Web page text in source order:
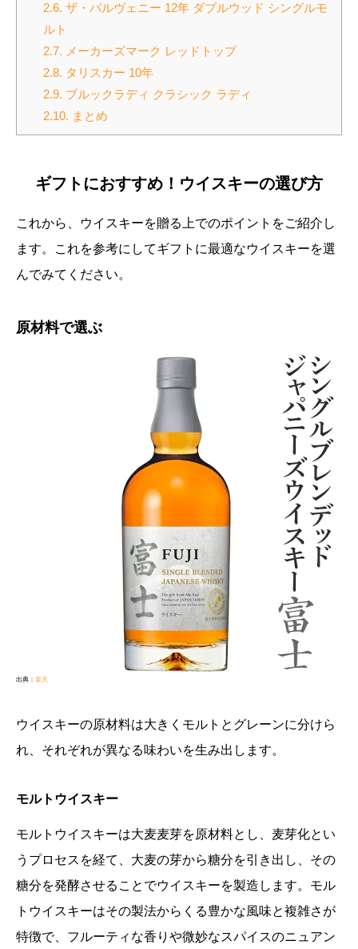
2.6. ザ・バルヴェニー 12年 ダブルウッド シングルモ
ルト
2.7. メーカーズマーク レッドトップ
2.8. タリスカー 10年
2.9. ブルックラディ クラシック ラディ
2.10. まとめ
ギフトにおすすめ！ウイスキーの選び方
これから、ウイスキーを贈る上でのポイントをご紹介し
ます。これを参考にしてギフトに最適なウイスキーを選
んでみてください。
原材料で選ぶ
出典： 楽天
ウイスキーの原材料は大きくモルトとグレーンに分けら
れ、それぞれが異なる味わいを生み出します。
モルトウイスキー
モルトウイスキーは大麦麦芽を原材料とし、麦芽化とい
うプロセスを経て、大麦の芽から糖分を引き出し、その
糖分を発酵させることでウイスキーを製造します。モル
トウイスキーはその製法からくる豊かな風味と複雑さが
特徴で、フルーティな香りや微妙なスパイスのニュアン